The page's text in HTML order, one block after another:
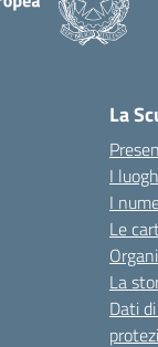
La
I
I
Le
La
Dati